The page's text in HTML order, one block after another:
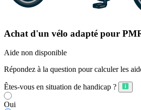
Achat d'un vélo adapté pour
Aide non disponible
Répondez à la question pour calculer les
Êtes-vous en situation de handicap ?
Oui